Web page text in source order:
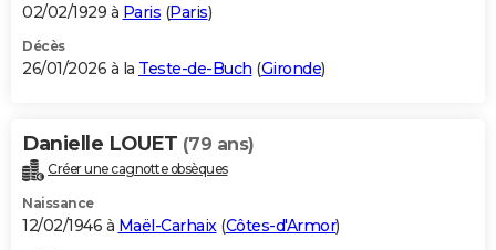
02/02/1929 à Paris (Paris)
Décès
26/01/2026 à la Teste-de-Buch (Gironde)
Danielle LOUET (79 ans)
Créer une cagnotte obsèques
Naissance
12/02/1946 à Maël-Carhaix(Côtes-d'Armor)